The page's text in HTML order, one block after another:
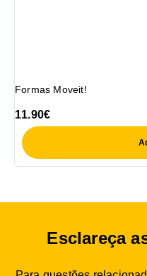
Formas Moveit!
11.90€
Esclareça